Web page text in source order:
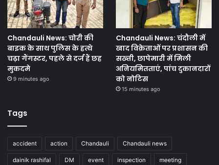
Chandauli News: चोरी की
बाइक के साथ पुलिस के हत्थे
चढ़ा गैंगस्टर, पहले से दर्ज हैं छह
मुकदमे
9 minutes ago
Chandauli News: चंदौली में
खाद विक्रेताओं पर प्रशासन की
सख्ती, छापेमारी में मिली
अनियमितताएं, पांच दुकानदारों
को नोटिस
15 minutes ago
Tags
accident action Chandauli Chandauli news
dainik rashifal DM event inspection meeting